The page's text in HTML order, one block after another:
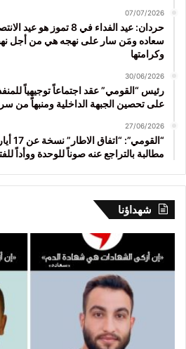
07/07/2026
حردان: عيد الفداء في 8
سعاده ومَن سار على نهجه هي من أجل
وكرامتها
30/06/2026
رئيس “القومي” عقد اجتماعاً توجيهياً
على تحصين الجبهة الداخلية ومنبهاً من
27/06/2026
مطالبة بالتراجع عنه صوناً للوحدة ووأداً
شهداؤنا